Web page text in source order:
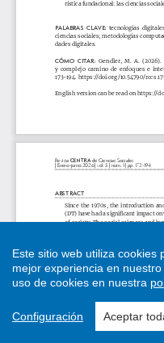
Este sitio web utiliza cookies
mejor experiencia en nuestro
uso de cookies en nuestra
Configuración Aceptar